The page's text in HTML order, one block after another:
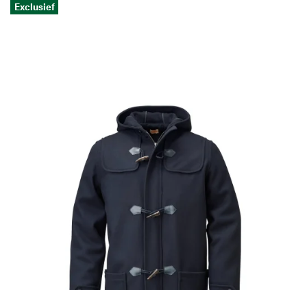
Exclusief